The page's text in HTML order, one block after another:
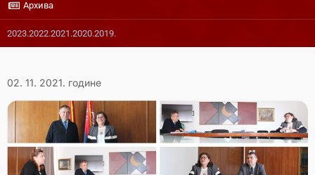
Архива
2023.2022.2021.2020.2019.
02. 11. 2021. године